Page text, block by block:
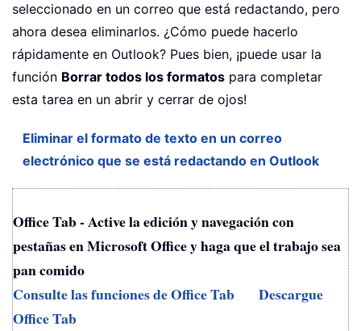
seleccionado en un correo que está redactando, pero
ahora desea eliminarlos. ¿Cómo puede hacerlo
rápidamente en Outlook? Pues bien, ¡puede usar la
función Borrar todos los formatos para completar
esta tarea en un abrir y cerrar de ojos!
Eliminar el formato de texto en un correo
electrónico que se está redactando en Outlook
Office Tab - Active la edición y navegación con
pestañas en Microsoft Office y haga que el trabajo sea
pan comido
Consulte las funciones de Office Tab
Descargue
Office Tab